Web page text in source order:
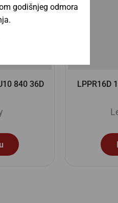
godišnjeg odmora
GU10
LPAR111